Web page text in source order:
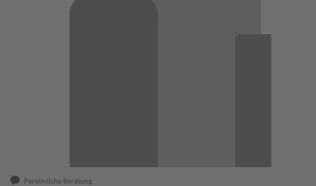
Persönliche Beratung